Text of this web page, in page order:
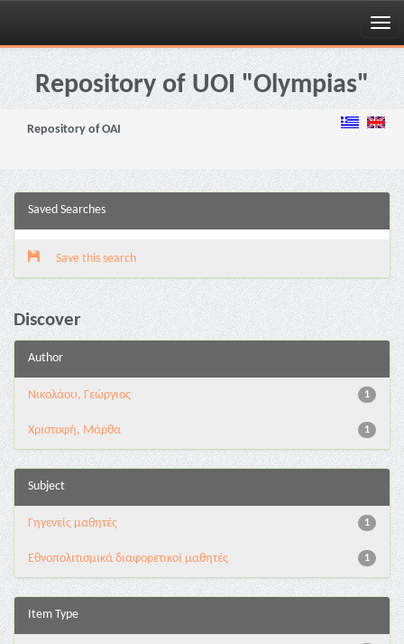
Skip
navigationRepository of UOI "Olympias"
Repository of OAI
Saved Searches
Save this search
Discover
Author
1
Νικολάου, Γεώργιος
1
Χριστοφή, Μάρθα
Subject
1
Γηγενείς μαθητές
1
Εθνοπολιτισμικά διαφορετικοί μαθητές
Item Type